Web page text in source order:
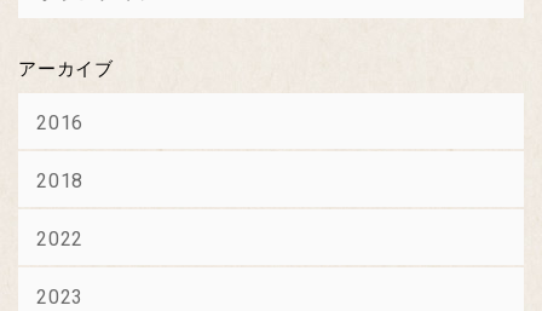
アーカイブ
2016
2018
2022
2023